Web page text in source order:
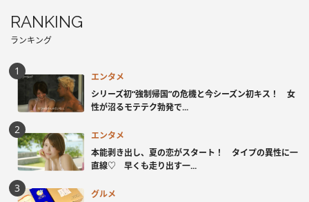
RANKING
ランキング
エンタメ
シリーズ初“強制帰国”の危機と今シーズン初キス！ 女
性が沼るモテテク勃発で...
エンタメ
本能剥き出し、夏の恋がスタート！ タイプの異性に一
直線♡ 早くも走り出す一...
グルメ